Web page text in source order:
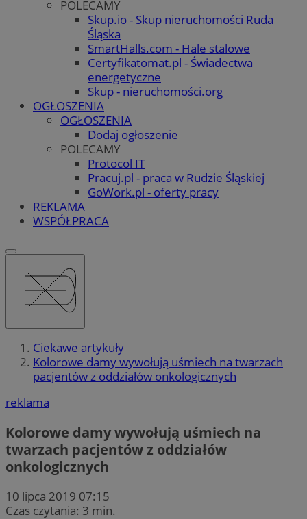
POLECAMY
Skup.io - Skup nieruchomości Ruda
Śląska
SmartHalls.com - Hale stalowe
Certyfikatomat.pl - Świadectwa
energetyczne
Skup - nieruchomości.org
OGŁOSZENIA
OGŁOSZENIA
Dodaj ogłoszenie
POLECAMY
Protocol IT
Pracuj.pl - praca w Rudzie Śląskiej
GoWork.pl - oferty pracy
REKLAMA
WSPÓŁPRACA
Ciekawe artykuły
Kolorowe damy wywołują uśmiech na twarzach
pacjentów z oddziałów onkologicznych
reklama
Kolorowe damy wywołują uśmiech na
twarzach pacjentów z oddziałów
onkologicznych
10 lipca 2019 07:15
Czas czytania: 3 min.